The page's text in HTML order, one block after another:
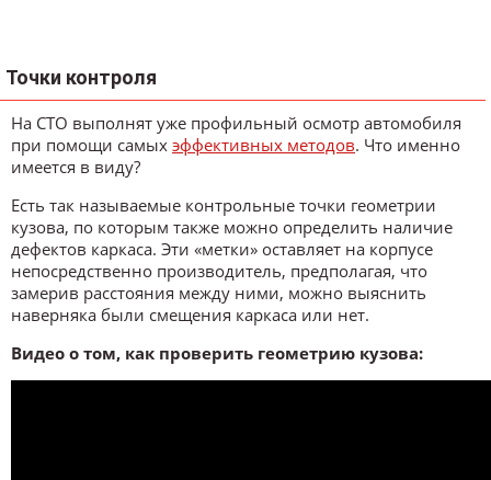
Точки контроля
На СТО выполнят уже профильный осмотр автомобиля
при помощи самых эффективных методов. Что именно
имеется в виду?
Есть так называемые контрольные точки геометрии
кузова, по которым также можно определить наличие
дефектов каркаса. Эти «метки» оставляет на корпусе
непосредственно производитель, предполагая, что
замерив расстояния между ними, можно выяснить
наверняка были смещения каркаса или нет.
Видео о том, как проверить геометрию кузова: